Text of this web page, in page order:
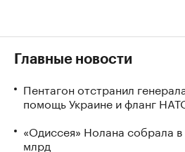
Главные новости
Пентагон отстранил
помощь Украине и фланг
«Одиссея» Нолана собрала
млрд